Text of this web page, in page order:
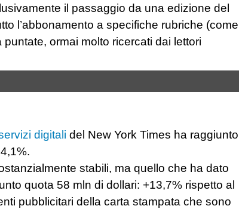
il passaggio da una edizione del
l’abbonamento a specifiche rubriche (come
ormai molto ricercati dai lettori
digitali del New York Times ha raggiunto
stabili, ma quello che ha dato
quota 58 mln di dollari: +13,7% rispetto al
pubblicitari della carta stampata che sono